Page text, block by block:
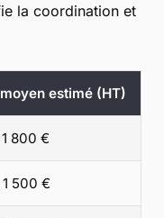
la coordination et
estimé (HT)
800 €
500 €